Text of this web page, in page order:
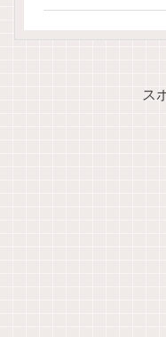
ス